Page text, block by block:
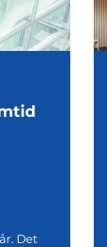
Det